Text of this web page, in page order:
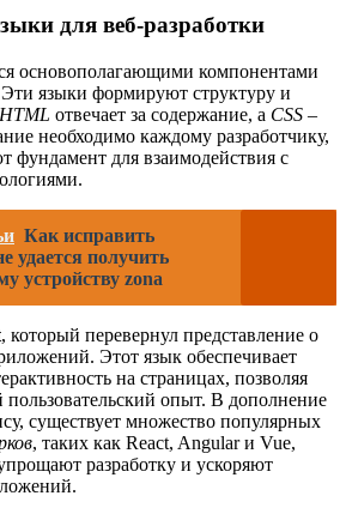
для веб-разработки
основополагающими компонентами
языки формируют структуру и
HTML отвечает за содержание, а CSS –
необходимо каждому разработчику,
фундамент для взаимодействия с
Как исправить
удается получить
устройству zona
, который перевернул представление о
Этот язык обеспечивает
на страницах, позволяя
пользовательский опыт. В дополнение
существует множество популярных
, таких как React, Angular и Vue,
разработку и ускоряют